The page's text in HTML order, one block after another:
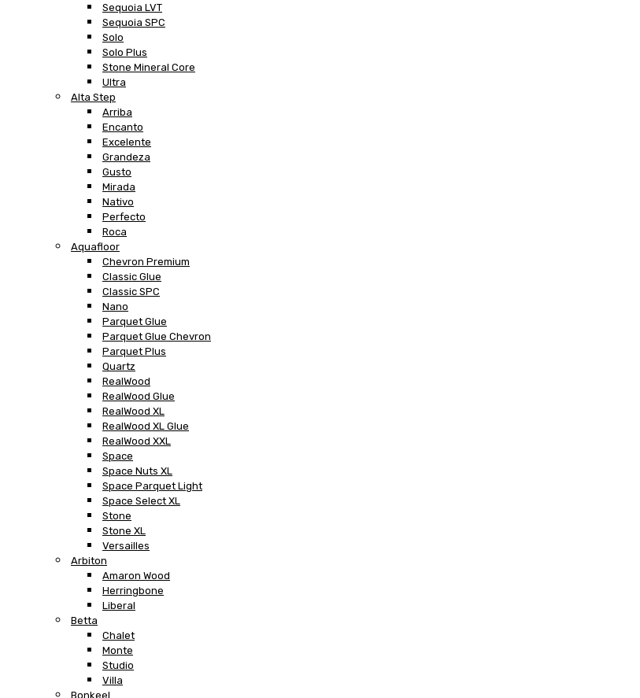
Sequoia LVT
Sequoia SPC
Solo
Solo Plus
Stone Mineral Core
Ultra
Alta Step
Arriba
Encanto
Excelente
Grandeza
Gusto
Mirada
Nativo
Perfecto
Roca
Aquafloor
Chevron Premium
Classic Glue
Classic SPC
Nano
Parquet Glue
Parquet Glue Chevron
Parquet Plus
Quartz
RealWood
RealWood Glue
RealWood XL
RealWood XL Glue
RealWood XXL
Space
Space Nuts XL
Space Parquet Light
Space Select XL
Stone
Stone XL
Versailles
Arbiton
Amaron Wood
Herringbone
Liberal
Betta
Chalet
Monte
Studio
Villa
Bonkeel